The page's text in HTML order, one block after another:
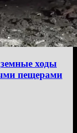
ходы
пещерами